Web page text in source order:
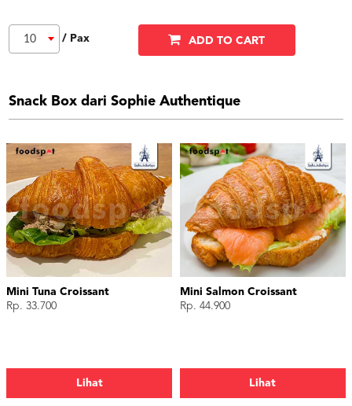
10 / Pax ADD TO CART
Snack Box dari Sophie Authentique
Mini Tuna Croissant
Rp. 33.700
Lihat
Mini Salmon Croissant
Rp. 44.900
Lihat